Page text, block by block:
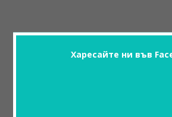
Харесайте ни във